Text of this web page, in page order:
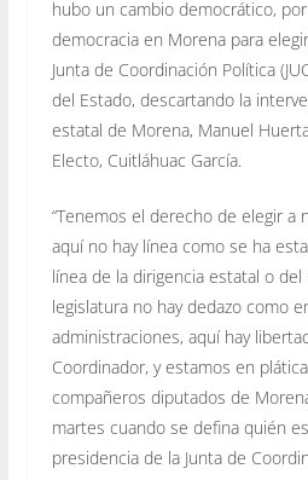
hubo un cambio democrático,
democracia en Morena para
Junta de Coordinación Política
del Estado, descartando la
estatal de Morena, Manuel
Electo, Cuitláhuac García.
“Tenemos el derecho de elegir a
aquí no hay línea como se ha
línea de la dirigencia estatal o
legislatura no hay dedazo como
administraciones, aquí hay
Coordinador, y estamos en
compañeros diputados de
martes cuando se defina quién
presidencia de la Junta de